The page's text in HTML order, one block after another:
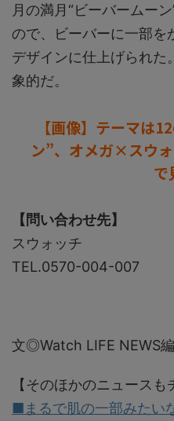
月の満月“ビーバームー
ので、ビーバーに一部を
デザインに仕上げられた
象的だ。
【画像】テーマは
ン”、オメガ×スウ
で
【問い合わせ先】
スウォッチ
TEL.0570-004-007
文◎Watch LIFE NEWS
【そのほかのニュースも
■まるで肌の一部みたい